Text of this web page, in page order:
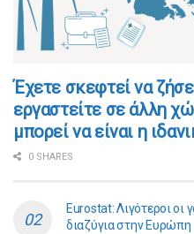
​​Έχετε σκεφτεί να
εργαστείτε σε άλλη
μπορεί να είναι η
0 SHARES
Eurostat: Λιγότεροι οι
διαζύγια στην Ευρώπη